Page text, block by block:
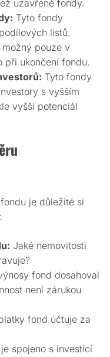
uzavřené fondy.
Tyto fondy
listů.
pouze v
při ukončení fondu.
Tyto fondy
s vyšším
vyšší potenciál
je důležité si
Jaké nemovitosti
fond dosahoval
není zárukou
fond účtuje za
spojeno s investicí